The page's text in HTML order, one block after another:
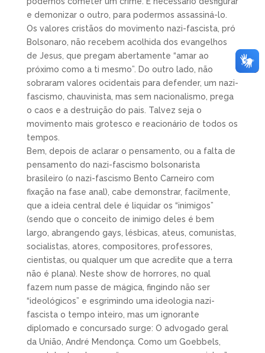
e demonizar o outro, para podermos assassiná-lo.
Os valores cristãos do movimento nazi-fascista, pró
Bolsonaro, não recebem acolhida dos evangelhos
de Jesus, que pregam abertamente “amar ao
próximo como a ti mesmo”. Do outro lado, não
sobraram valores ocidentais para defender, um nazi-
fascismo, chauvinista, mas sem nacionalismo, prega
o caos e a destruição do pais. Talvez seja o
movimento mais grotesco e reacionário de todos os
tempos.
Bem, depois de aclarar o pensamento, ou a falta de
pensamento do nazi-fascismo bolsonarista
brasileiro (o nazi-fascismo Bento Carneiro com
fixação na fase anal), cabe demonstrar, facilmente,
que a ideia central dele é liquidar os “inimigos”
(sendo que o conceito de inimigo deles é bem
largo, abrangendo gays, lésbicas, ateus, comunistas,
socialistas, atores, compositores, professores,
cientistas, ou qualquer um que acredite que a terra
não é plana). Neste show de horrores, no qual
fazem num passe de mágica, fingindo não ser
“ideológicos” e esgrimindo uma ideologia nazi-
fascista o tempo inteiro, mas um ignorante
diplomado e concursado surge: O advogado geral
da União, André Mendonça. Como um Goebbels,